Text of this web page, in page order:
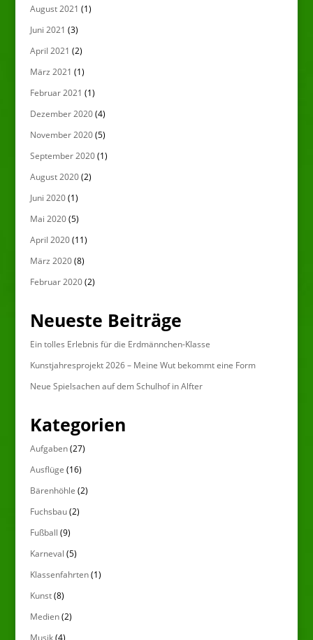
August 2021 (1)
Juni 2021 (3)
April 2021 (2)
März 2021 (1)
Februar 2021 (1)
Dezember 2020(4)
November 2020(5)
September 2020(1)
August 2020(2)
Juni 2020(1)
Mai 2020(5)
April 2020(11)
März 2020(8)
Februar 2020(2)
Neueste Beiträge
Ein tolles Erlebnis für die Erdmännchen-Klasse
Kunstjahresprojekt 2026 – Meine Wut bekommt eine Form
Neue Spielsachen auf dem Schulhof in Alfter
Kategorien
Aufgaben(27)
Ausflüge (16)
Bärenhöhle (2)
Fuchsbau(2)
Fußball (9)
Karneval (5)
Klassenfahrten(1)
Kunst(8)
Medien(2)
Musik(4)